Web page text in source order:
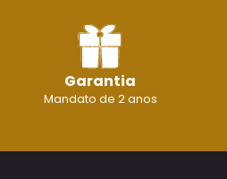
Garantia
Mandato de 2 anos